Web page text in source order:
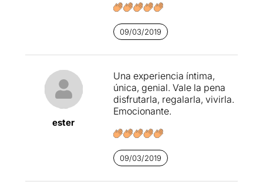
09/03/2019
ester
Una experiencia íntima,
única, genial. Vale la pena
disfrutarla, regalarla, vivirla.
Emocionante.
09/03/2019